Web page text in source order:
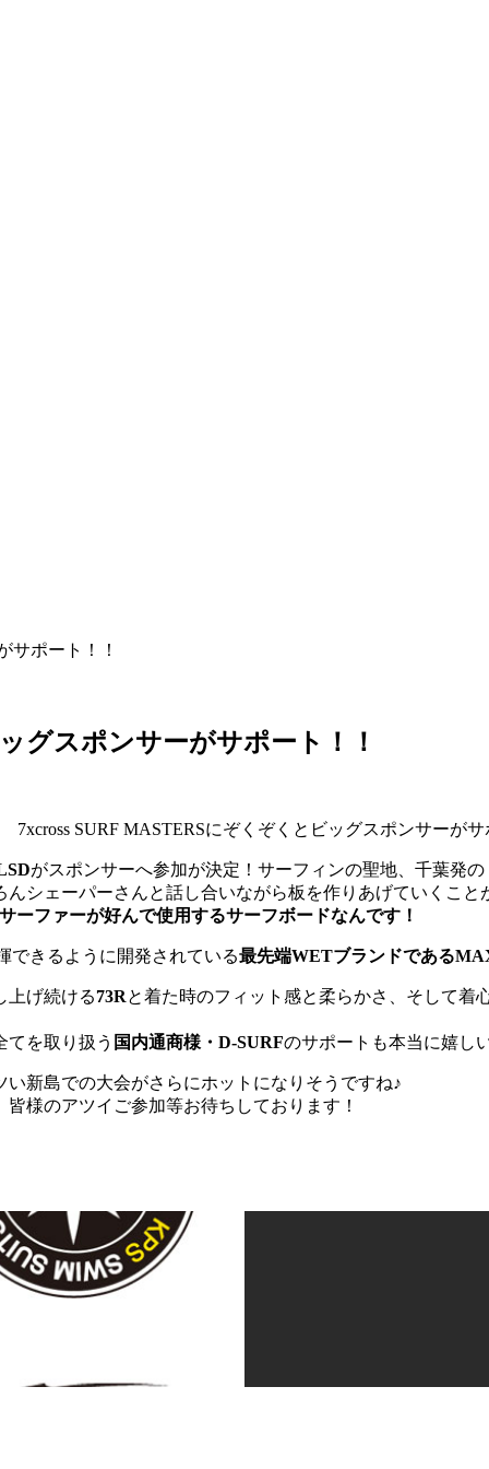
サポート！！
グスポンサーがサポート！！
SURF MASTERSにぞくぞくとビッグスポンサーが
がスポンサーへ参加が決定！サーフィンの聖地、千葉発
シェーパーさんと話し合いながら板を作りあげていくこ
ファーが好んで使用するサーフボードなんです！
できるように開発されている最先端WETブランドである
上げ続ける73Rと着た時のフィット感と柔らかさ、そして着
を取り扱う 国内通商様・D-SURFのサポートも本当に嬉し
新島での大会がさらにホットになりそうですね♪
様のアツイご参加等お待ちしております！